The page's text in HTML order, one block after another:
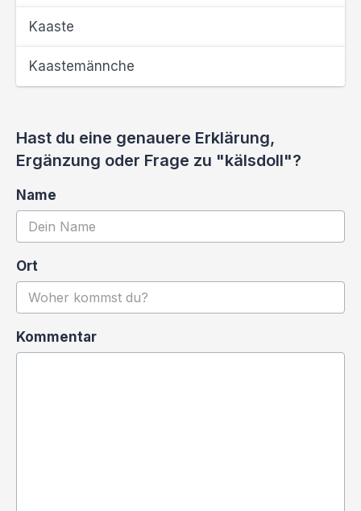
Kaaste
Kaastemännche
Hast du eine genauere Erklärung,
Ergänzung oder Frage zu "kälsdoll"?
Name
Ort
Kommentar